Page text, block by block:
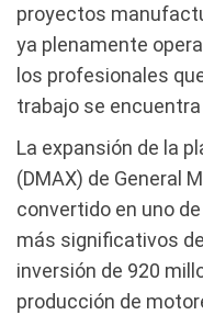
proyectos
ya plenamente
los profesionales
trabajo se
La expansión de la
(DMAX) de General
convertido en uno
más significativos
inversión de 920
producción de